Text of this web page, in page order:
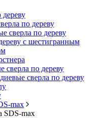
по дереву
сверла по дереву
с шестигранным
сверла по дереву
сверла по дереву
max
SDS-max